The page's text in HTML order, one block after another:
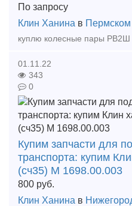
По запросу
Клин Ханина в Пермском
01.11.22
343
0
Купим запчасти для
транспорта: купим
(сч35) М 1698.00.003
800 руб.
Клин Ханина в